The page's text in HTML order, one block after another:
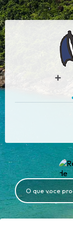
O que voce